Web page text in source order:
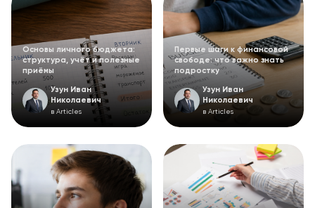
Основы личного бюджета:
структура, учёт и полезные
приёмы
Узун Иван
Николаевич
в Articles
Первые шаги к финансовой
свободе: что важно знать
подростку
Узун Иван
Николаевич
в Articles